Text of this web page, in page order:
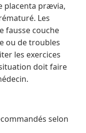
placenta prævia,
Les
fausse couche
ou de troubles
les exercices
doit faire
selon